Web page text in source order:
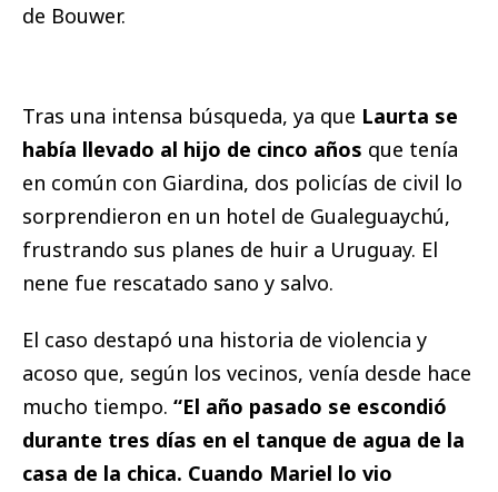
de Bouwer.
Tras una intensa búsqueda, ya que Laurta se
había llevado al hijo de cinco años que tenía
en común con Giardina, dos policías de civil lo
sorprendieron en un hotel de Gualeguaychú,
frustrando sus planes de huir a Uruguay. El
nene fue rescatado sano y salvo.
El caso destapó una historia de violencia y
acoso que, según los vecinos, venía desde hace
mucho tiempo. “El año pasado se escondió
durante tres días en el tanque de agua de la
casa de la chica. Cuando Mariel lo vio